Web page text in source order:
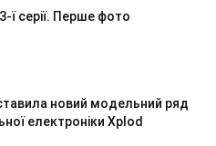
ї серії. Перше фото
новий модельний ряд
електроніки Xplod